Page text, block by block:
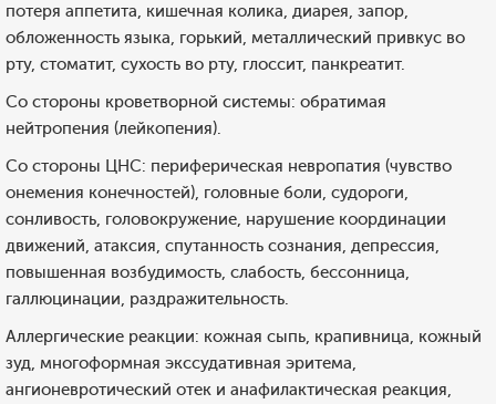
потеря аппетита, кишечная колика, диарея, запор,
обложенность языка, горький, металлический привкус во
рту, стоматит, сухость во рту, глоссит, панкреатит.
Со стороны кроветворной системы: обратимая
нейтропения (лейкопения).
Со стороны ЦНС: периферическая невропатия (чувство
онемения конечностей), головные боли, судороги,
сонливость, головокружение, нарушение координации
движений, атаксия, спутанность сознания, депрессия,
повышенная возбудимость, слабость, бессонница,
галлюцинации, раздражительность.
Аллергические реакции: кожная сыпь, крапивница, кожный
зуд, многоформная экссудативная эритема,
ангионевротический отек и анафилактическая реакция,